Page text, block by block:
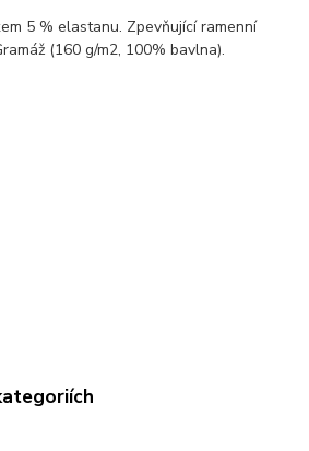
5 % elastanu. Zpevňující ramenní
ramáž (160 g/m2, 100% bavlna).